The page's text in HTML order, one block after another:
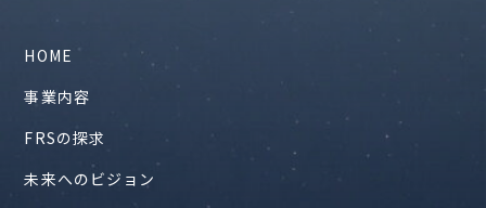
HOME
事業内容
FRSの探求
未来へのビジョン